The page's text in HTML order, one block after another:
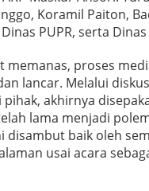
Koramil Paiton,
PUPR, serta
memanas, proses
lancar. Melalui
akhirnya
lama menjadi
disambut baik oleh
usai acara